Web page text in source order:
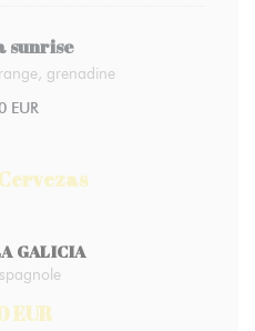
sunrise
grenadine
EUR
GALICIA
EUR